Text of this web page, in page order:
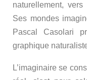
naturellement,
Ses mondes
Pascal Casolari
graphique
L’imaginaire se